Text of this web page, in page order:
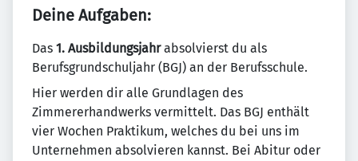
Deine Aufgaben:
Das 1. Ausbildungsjahrabsolvierst du als
Berufsgrundschuljahr (BGJ) an der Berufsschule.
Hier werden dir alle Grundlagen des
Zimmererhandwerks vermittelt. Das BGJ enthält
vier Wochen Praktikum, welches du bei uns im
Unternehmen absolvieren kannst. Bei Abitur oder